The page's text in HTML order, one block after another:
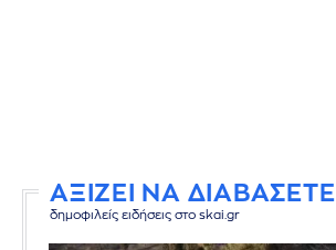
ΑΞΙΖΕΙ ΝΑ ΔΙΑΒΑΣΕΤΕ
δημοφιλείς ειδήσεις στο skai.gr